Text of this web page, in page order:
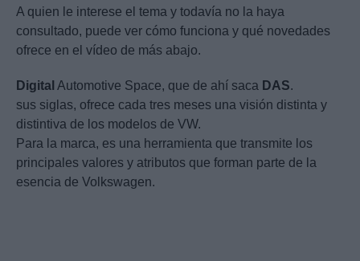
A quien le interese el tema y todavía no la haya
consultado, puede ver cómo funciona y qué novedades
ofrece en el vídeo de más abajo.
Digital Automotive Space, que de ahí saca DAS.
sus siglas, ofrece cada tres meses una visión distinta y
distintiva de los modelos de VW.
Para la marca, es una herramienta que transmite los
principales valores y atributos que forman parte de la
esencia de Volkswagen.